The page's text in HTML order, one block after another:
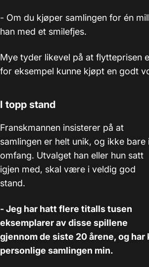
- Om du kjøper samlingen for én
han med et smilefjes.
Mye tyder likevel på at flytteprisen
for eksempel kunne kjøpt en godt
I topp stand
Franskmannen insisterer på at
samlingen er helt unik, og ikke bare
omfang. Utvalget han eller hun satt
igjen med, skal være i veldig god
stand.
- Jeg har hatt flere titalls tusen
eksemplarer av disse spillene
gjennom de siste 20 årene, og
personlige samlingen min.